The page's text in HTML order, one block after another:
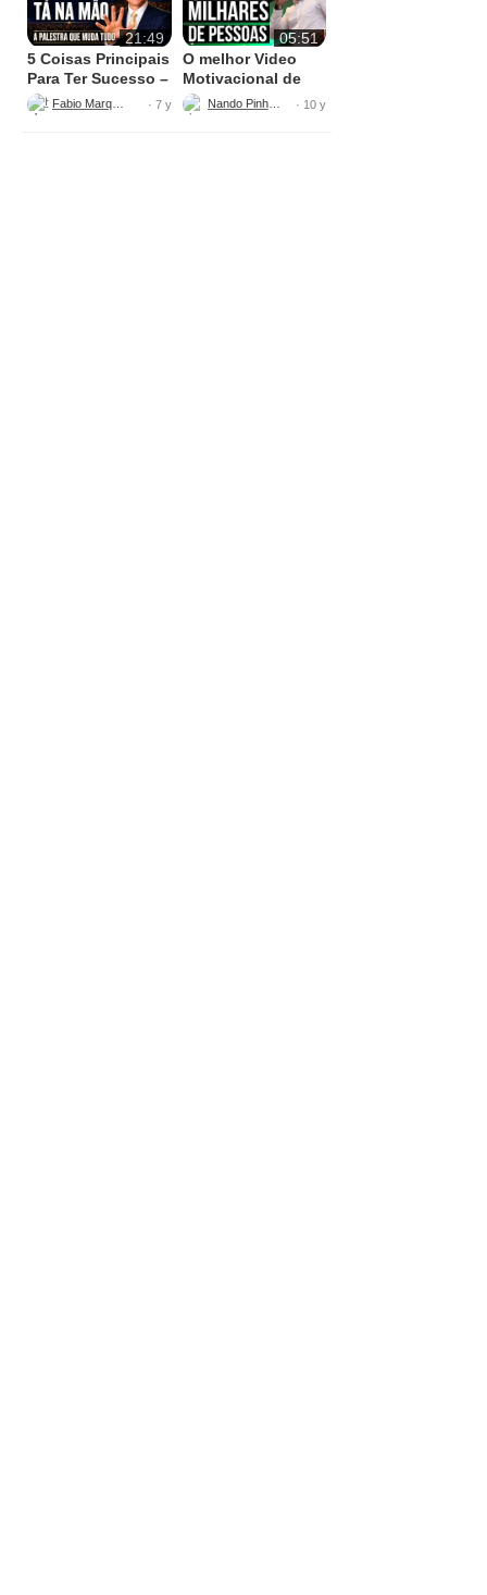
21:49
5 Coisas Principais
Para Ter Sucesso –
Fabio Marques
· 7 y
05:51
O melhor Video
Motivacional de
2016
Nando Pinheiro · 10 y